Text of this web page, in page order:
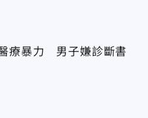
療暴力 男子嫌診斷書